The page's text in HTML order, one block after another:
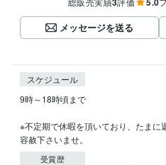
メッセージを送る
スケジュール
9時～18時頃まで
※不定期で休暇を頂いており、たま
容赦下さいませ。
受賞歴